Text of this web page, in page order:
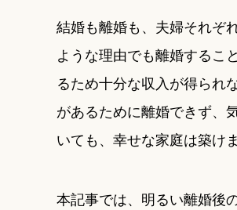
結婚も離婚も、夫婦それぞ
ような理由でも離婚するこ
るため十分な収入が得られ
があるために離婚できず、
いても、幸せな家庭は築け
本記事では、明るい離婚後